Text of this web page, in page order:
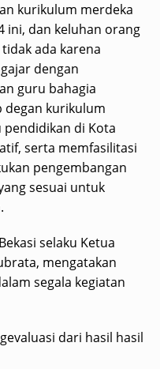
kurikulum merdeka
ini, dan keluhan orang
ada karena
dengan
guru bahagia
degan kurikulum
di Kota
serta memfasilitasi
pengembangan
sesuai untuk
selaku Ketua
mengatakan
segala kegiatan
dari hasil hasil